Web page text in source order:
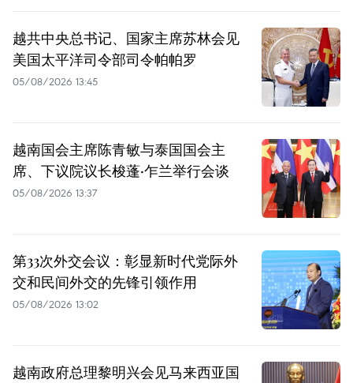
越共中央总书记、国家主席苏林会见
美国太平洋司令部司令帕帕罗
05/08/2026 13:45
越南国会主席陈青敏与泰国国会主
席、下议院议长梭蓬·乍兰举行会谈
05/08/2026 13:37
第33次外交会议：彰显新时代党际外
交和民间外交的先锋引领作用
05/08/2026 13:02
越南政府总理黎明兴会见马来西亚国